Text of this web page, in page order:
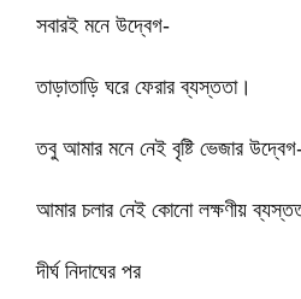
সবারই মনে উদ্বেগ-
তাড়াতাড়ি ঘরে ফেরার ব্যস্ততা।
তবু আমার মনে নেই বৃষ্টি ভেজার
আমার চলার নেই কোনো লক্ষণীয়
দীর্ঘ নিদাঘের পর